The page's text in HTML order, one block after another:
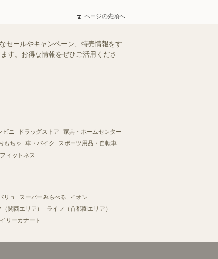
ページの先頭へ
セールやキャンペーン、特売情報をす
す。お得な情報をぜひご活用くださ
ビニ ドラッグストア
家具・ホームセンター
もちゃ 車・バイク
スポーツ用品・自転車
ィットネス
リュ スーパーみらべる
イオン
関西エリア）
ライフ（首都圏エリア）
リーカナート